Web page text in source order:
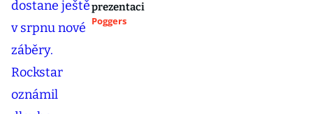
prezentaci
Poggers